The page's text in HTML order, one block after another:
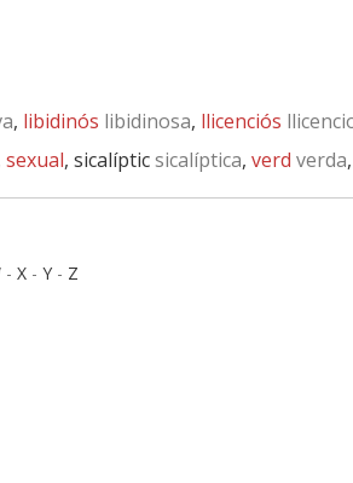
, libidinós libidinosa, llicenciós
sexual, sicalípticsicalíptica, verd verda,
- X - Y - Z